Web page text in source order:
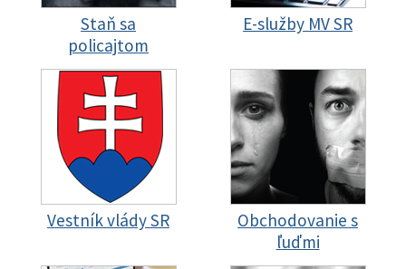
Staň sa
policajtom
E-služby MV SR
Vestník vlády SR
Obchodovanie s
ľuďmi